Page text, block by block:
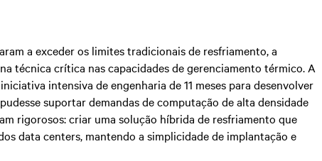
a exceder os limites tradicionais de resfriamento, a
técnica crítica nas capacidades de gerenciamento térmico. A
intensiva de engenharia de 11 meses para desenvolver
suportar demandas de computação de alta densidade
rigorosos: criar uma solução híbrida de resfriamento que
data centers, mantendo a simplicidade de implantação e